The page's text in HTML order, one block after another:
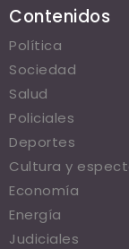
Contenidos
Política
Sociedad
Salud
Policiales
Deportes
Cultura y
Economía
Energía
Judiciales